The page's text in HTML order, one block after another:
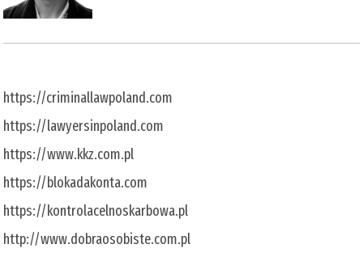
https://criminallawpoland.com
https://lawyersinpoland.com
https://www.kkz.com.pl
https://blokadakonta.com
https://kontrolacelnoskarbowa.pl
http://www.dobraosobiste.com.pl